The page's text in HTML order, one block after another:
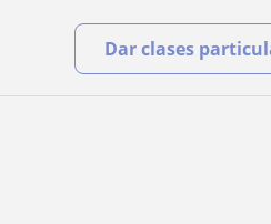
Dar clases